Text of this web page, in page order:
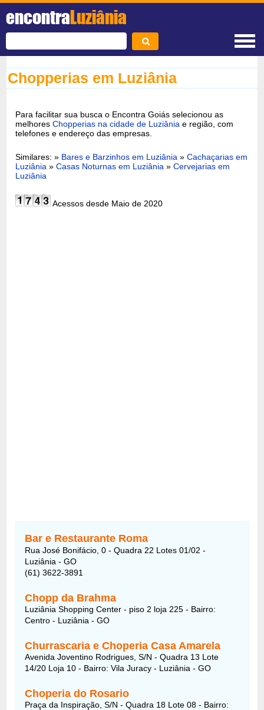
encontraLuziânia
Chopperias em Luziânia
Para facilitar sua busca o Encontra Goiás selecionou as
melhoresChopperias na cidade de Luziânia e região, com
telefones e endereço das empresas.
Similares: » Bares e Barzinhos em Luziânia »Cachaçarias em
Luziânia »Casas Noturnas em Luziânia »Cervejarias em
Luziânia
Acessos desde Maio de 2020
Bar e Restaurante Roma
Rua José Bonifácio, 0 - Quadra 22 Lotes 01/02 -
Luziânia - GO
(61) 3622-3891
Chopp da Brahma
Luziânia Shopping Center - piso 2 loja 225 - Bairro:
Centro - Luziânia - GO
Churrascaria e Choperia Casa Amarela
Avenida Joventino Rodrigues, S/N - Quadra 13 Lote
14/20 Loja 10 - Bairro: Vila Juracy - Luziânia - GO
Choperia do Rosario
Praça da Inspiração, S/N - Quadra 18 Lote 08 - Bairro: